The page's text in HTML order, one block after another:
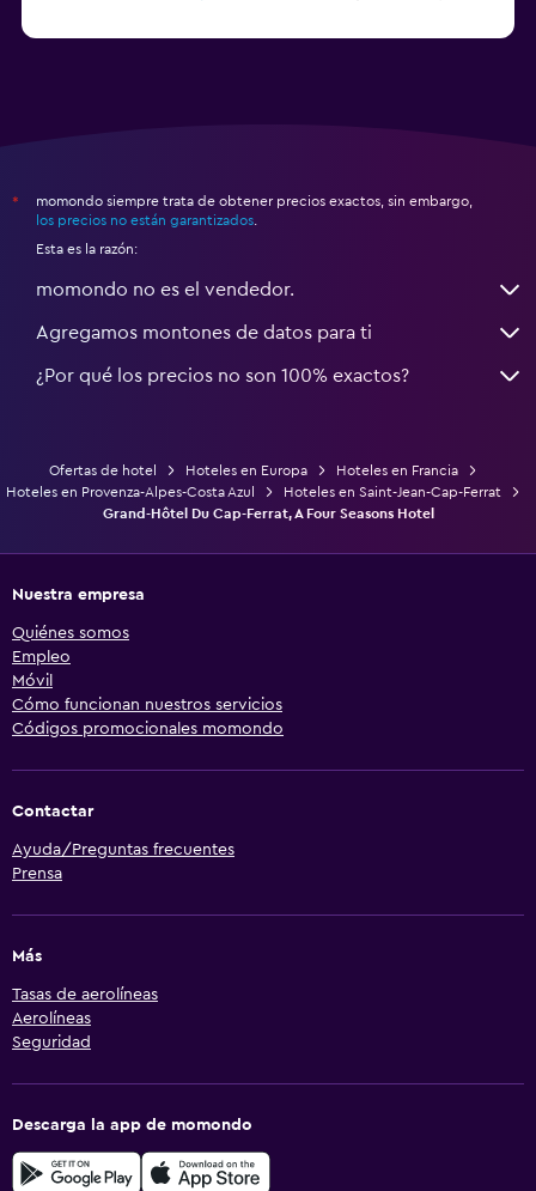
*
momondo siempre trata de obtener precios exactos, sin embargo,
los precios no están garantizados
Esta es la razón:
momondo no es el vendedor.
Agregamos montones de datos para ti
¿Por qué los precios no son 100% exactos?
Ofertas de hotel Hoteles en Europa
Hoteles en Francia
Hoteles en Provenza-Alpes-Costa Azul
Hoteles en Saint-Jean-Cap-Ferrat
Grand-Hôtel Du Cap-Ferrat, A Four Seasons Hotel
Nuestra empresa
Quiénes somos
Empleo
Móvil
Cómo funcionan nuestros servicios
Códigos promocionales momondo
Contactar
Ayuda/Preguntas frecuentes
Prensa
Más
Tasas de aerolíneas
Aerolíneas
Seguridad
Descarga la app de momondo